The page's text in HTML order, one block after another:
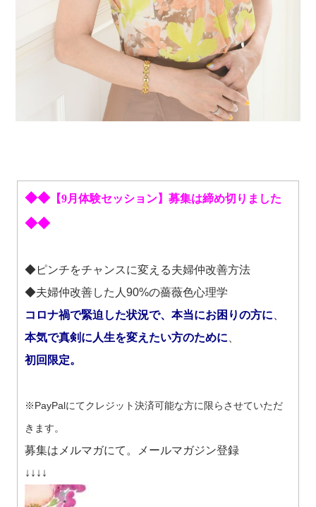
◆◆【9月体験セッション】募集は締め切りました
◆◆
◆ピンチをチャンスに変える夫婦仲改善方法
◆夫婦仲改善した人90%の薔薇色心理学
コロナ禍で緊迫した状況で、本当にお困りの方に
本気で真剣に人生を変えたい方のために
初回限定。
※PayPalにてクレジット決済可能な方に限らさせていただ
きます。
募集はメルマガにて。メールマガジン登録
↓↓↓↓